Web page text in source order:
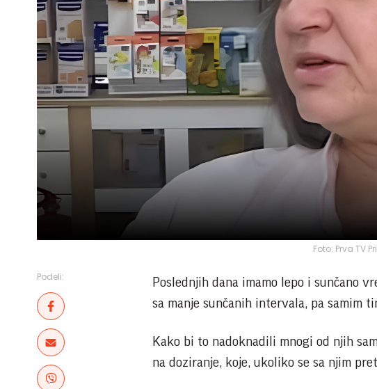
Foto: Prva TV
Podeli:
Poslednjih dana imamo lepo i sunčano
sa manje sunčanih intervala, pa samim
Kako bi to nadoknadili mnogi od njih
na doziranje, koje, ukoliko se sa njim